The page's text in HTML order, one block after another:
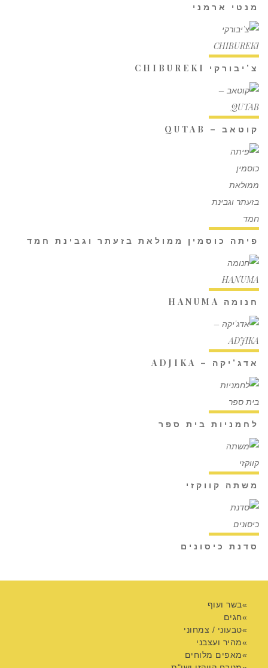
מנטי ארמני
צ'יבורקי CHIBUREKI
קוטאב – QUTAB
פיתה כוסמין ממולאת בזעתר וגבינת חמד
חנומה HANUMA
אדג'יקה – ADJIKA
לחמניות בית ספר
משתה קווקזי
סדנת כיסונים
בשר ועוף
חגים
טבעוני / צמחוני
מהיר ועצבני
מאפים מלוחים